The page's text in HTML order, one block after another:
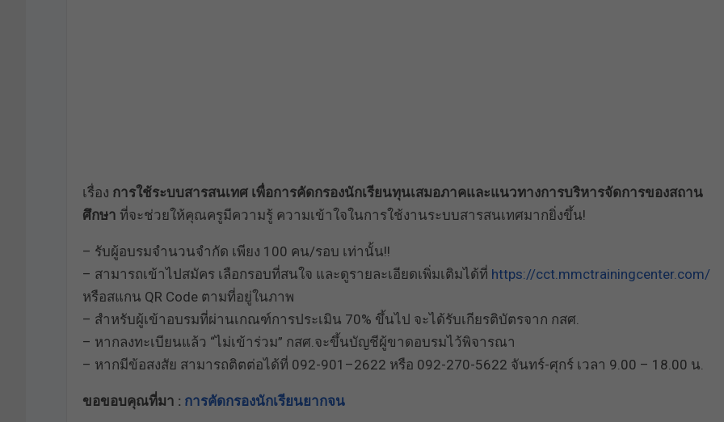
เรื่อง การใช้ระบบสารสนเทศ เพื่อการคัดกรองนักเรียนทุนเสมอภาคและแนวทางการบริหารจัดการของสถาน
ศึกษา ที่จะช่วยให้คุณครูมีความรู้ ความเข้าใจในการใช้งานระบบสารสนเทศมากยิ่งขึ้น!
– รับผู้อบรมจำนวนจำกัด เพียง 100 คน/รอบ เท่านั้น!!
– สามารถเข้าไปสมัคร เลือกรอบที่สนใจ และดูรายละเอียดเพิ่มเติมได้ที่ https://cct.mmctrainingcenter.com/
หรือสแกน QR Code ตามที่อยู่ในภาพ
– สำหรับผู้เข้าอบรมที่ผ่านเกณฑ์การประเมิน 70% ขึ้นไป จะได้รับเกียรติบัตรจาก กสศ.
– หากลงทะเบียนแล้ว “ไม่เข้าร่วม” กสศ.จะขึ้นบัญชีผู้ขาดอบรมไว้พิจารณา
– หากมีข้อสงสัย สามารถติตต่อได้ที่ 092-901–2622 หรือ 092-270-5622 จันทร์-ศุกร์ เวลา 9.00 – 18.00 น.
ขอขอบคุณที่มา : การคัดกรองนักเรียนยากจน